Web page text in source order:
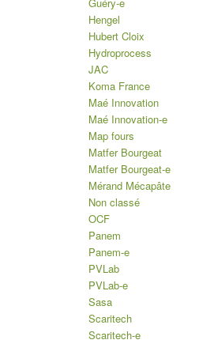
Hengel
Hubert Cloix
Hydroprocess
JAC
Koma France
Maé Innovation
Maé Innovation-e
Map fours
Matfer Bourgeat
Matfer Bourgeat-e
Mérand Mécapâte
Non classé
OCF
Panem
Panem-e
PVLab
PVLab-e
Sasa
Scaritech
Scaritech-e